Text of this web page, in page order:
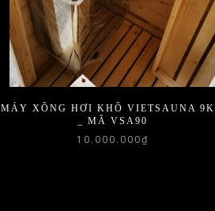
MÁY XÔNG HƠI KHÔ VIETSAUNA
_ MÃ VSA90
10.000.000₫